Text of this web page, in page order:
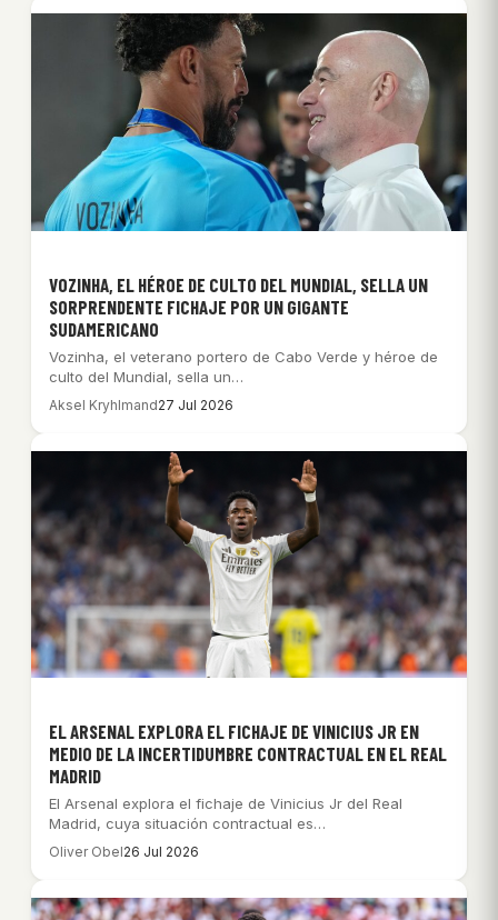
VOZINHA, EL HÉROE DE CULTO DEL MUNDIAL, SELLA UN
SORPRENDENTE FICHAJE POR UN GIGANTE
SUDAMERICANO
Vozinha, el veterano portero de Cabo Verde y héroe de
culto del Mundial, sella un…
Aksel Kryhlmand27 Jul 2026
EL ARSENAL EXPLORA EL FICHAJE DE VINICIUS JR EN
MEDIO DE LA INCERTIDUMBRE CONTRACTUAL EN EL REAL
MADRID
El Arsenal explora el fichaje de Vinicius Jr del Real
Madrid, cuya situación contractual es…
Oliver Obel26 Jul 2026